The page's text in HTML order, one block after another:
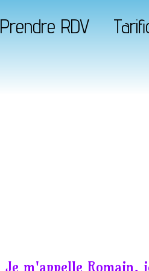
Prendre RDV
Je m'appelle Romain,